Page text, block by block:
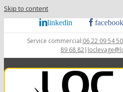
Skip to content
linkedin facebook
Service commercial:06 22 09 54 50
89 68 82|